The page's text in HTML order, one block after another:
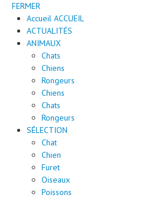
FERMER
Accueil ACCUEIL
ACTUALITÉS
ANIMAUX
Chats
Chiens
Rongeurs
Chiens
Chats
Rongeurs
SÉLECTION
Chat
Chien
Furet
Oiseaux
Poissons